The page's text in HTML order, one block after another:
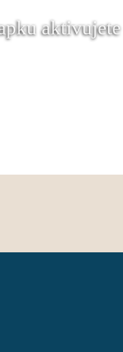
aktivujete